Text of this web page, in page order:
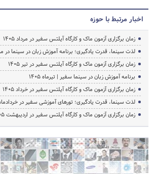
اخبار مرتبط با حوزه
زمان برگزاری آزمون ماک و کارگاه آیلتس سفیر در مرداد 1405
لذت سینما، قدرت یادگیری؛ برنامه آموزش زبان در سینما در
زمان برگزاری آزمون ماک و کارگاه آیلتس سفیر در تیر 1405
برنامه آموزش زبان در سینما سفیر | تیرماه ۱۴۰۵
زمان برگزاری آزمون ماک و کارگاه آیلتس سفیر در خرداد 1405
لذت سینما، قدرت یادگیری؛ تورهای آموزشی سفیر در
زمان برگزاری آزمون ماک و کارگاه آیلتس سفیر در اردیبهشت 1405